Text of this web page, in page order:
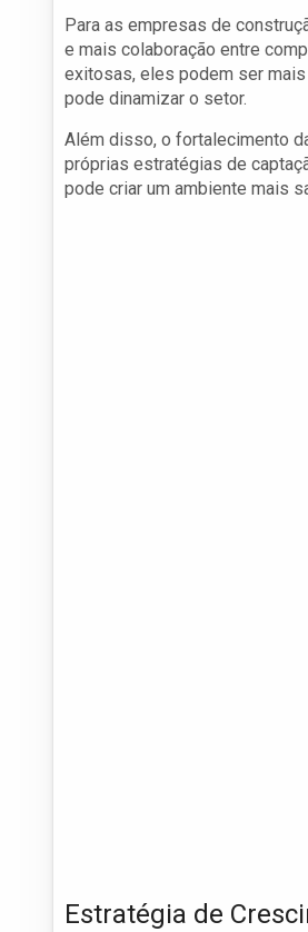
Para as empresas de
e mais colaboração entre
exitosas, eles podem ser
pode dinamizar o setor.
Além disso, o fortalecimento
próprias estratégias de
pode criar um ambiente mais
Estratégia de